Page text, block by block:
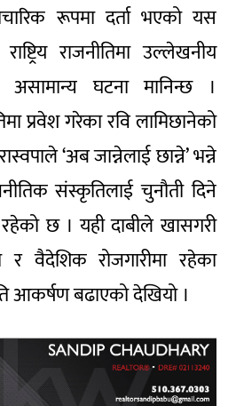
रूपमा दर्ता भएको यस
राजनीतिमा उल्लेखनीय
असामान्य घटना मानिन्छ ।
प्रवेश गरेका रवि लामिछानेको
‘अब जान्नेलाई छान्ने’ भन्ने
संस्कृतिलाई चुनौती दिने
रहेको छ । यही दाबीले खासगरी
र वैदेशिक रोजगारीमा रहेका
आकर्षण बढाएको देखियो ।